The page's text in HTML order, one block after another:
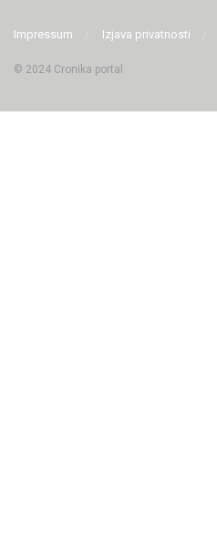
Impressum Izjava privatnosti
© 2024 Cronika portal